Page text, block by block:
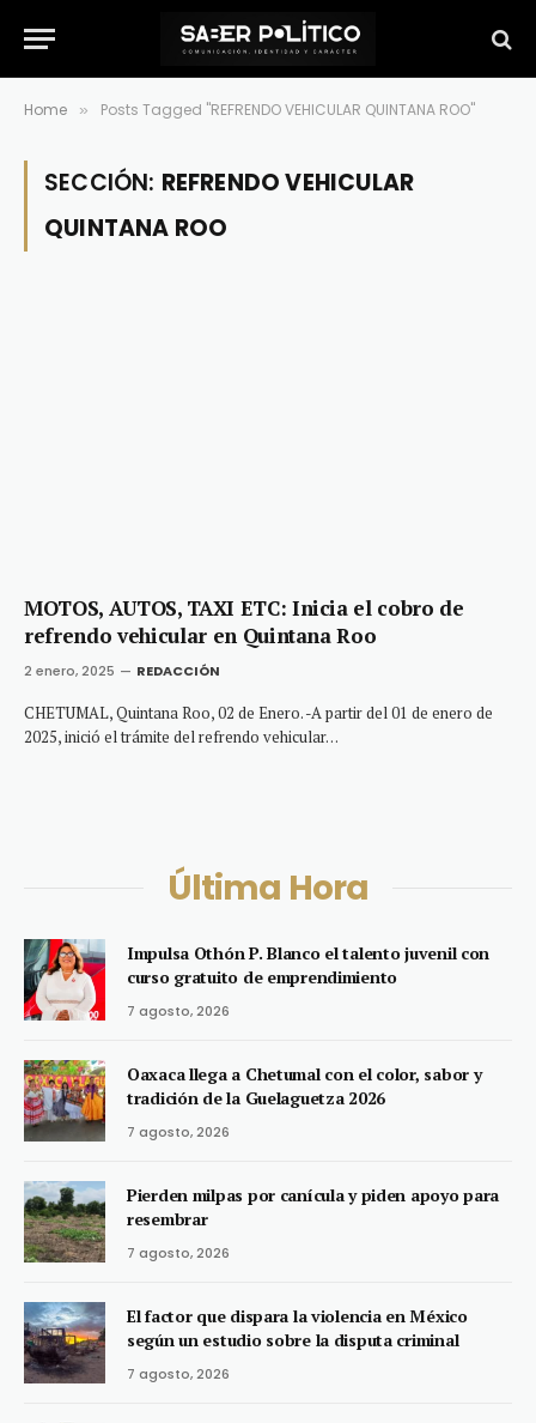
Home » Posts Tagged "REFRENDO VEHICULAR QUINTANA ROO"
SECCIÓN: REFRENDO VEHICULAR
QUINTANA ROO
MOTOS, AUTOS, TAXI ETC: Inicia el cobro de
refrendo vehicular en Quintana Roo
2 enero, 2025 REDACCIÓN
CHETUMAL, Quintana Roo, 02 de Enero. -A partir del 01 de enero de
2025, inició el trámite del refrendo vehicular…
Última Hora
Impulsa Othón P. Blanco el talento juvenil con
curso gratuito de emprendimiento
7 agosto, 2026
Oaxaca llega a Chetumal con el color, sabor y
tradición de la Guelaguetza 2026
7 agosto, 2026
Pierden milpas por canícula y piden apoyo para
resembrar
7 agosto, 2026
El factor que dispara la violencia en México
según un estudio sobre la disputa criminal
7 agosto, 2026